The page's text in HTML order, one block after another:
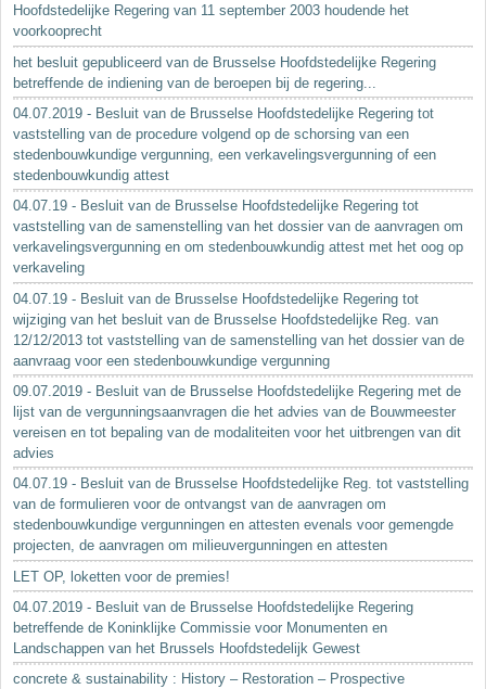
Hoofdstedelijke Regering van 11 september 2003 houdende het
voorkooprecht
het besluit gepubliceerd van de Brusselse Hoofdstedelijke Regering
betreffende de indiening van de beroepen bij de regering...
04.07.2019 - Besluit van de Brusselse Hoofdstedelijke Regering tot
vaststelling van de procedure volgend op de schorsing van een
stedenbouwkundige vergunning, een verkavelingsvergunning of een
stedenbouwkundig attest
04.07.19 - Besluit van de Brusselse Hoofdstedelijke Regering tot
vaststelling van de samenstelling van het dossier van de aanvragen om
verkavelingsvergunning en om stedenbouwkundig attest met het oog op
verkaveling
04.07.19 - Besluit van de Brusselse Hoofdstedelijke Regering tot
wijziging van het besluit van de Brusselse Hoofdstedelijke Reg. van
12/12/2013 tot vaststelling van de samenstelling van het dossier van de
aanvraag voor een stedenbouwkundige vergunning
09.07.2019 - Besluit van de Brusselse Hoofdstedelijke Regering met de
lijst van de vergunningsaanvragen die het advies van de Bouwmeester
vereisen en tot bepaling van de modaliteiten voor het uitbrengen van dit
advies
04.07.19 - Besluit van de Brusselse Hoofdstedelijke Reg. tot vaststelling
van de formulieren voor de ontvangst van de aanvragen om
stedenbouwkundige vergunningen en attesten evenals voor gemengde
projecten, de aanvragen om milieuvergunningen en attesten
LET OP, loketten voor de premies!
04.07.2019 - Besluit van de Brusselse Hoofdstedelijke Regering
betreffende de Koninklijke Commissie voor Monumenten en
Landschappen van het Brussels Hoofdstedelijk Gewest
concrete & sustainability : History – Restoration – Prospective